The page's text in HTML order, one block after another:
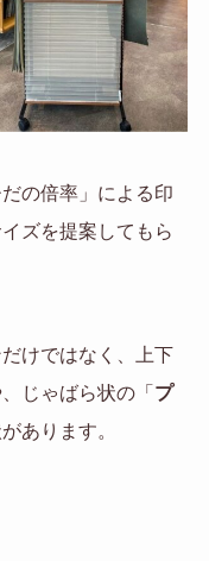
の倍率」による印
ズを提案してもら
けではなく、上下
、じゃばら状の「 プ
あります。